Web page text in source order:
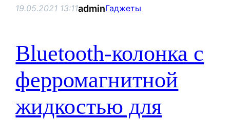
19.05.2021 13:11adminГаджеты
Bluetooth-колонка с
ферромагнитной
жидкостью для